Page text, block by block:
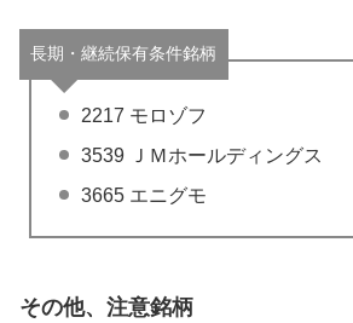
長期・継続保有条件銘柄
2217 モロゾフ
3539 ＪＭホールディングス
3665 エニグモ
その他、注意銘柄